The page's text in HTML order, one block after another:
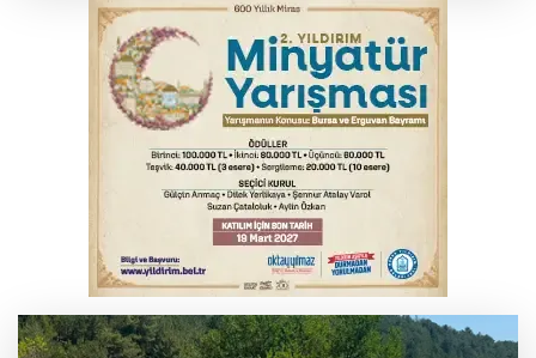
kaybetti
İş makinesinin camına kafasını çarpan
operatör yaralandı
Babasını ziyarete giderken kazada
hayatını kaybetti
İnegöl'de orman yangını; Havadan ve
karadan müdahale başlatıldı